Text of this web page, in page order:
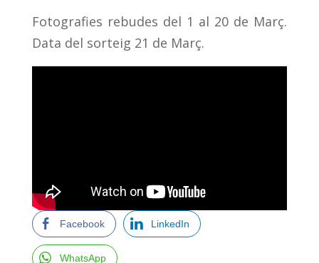
Fotografies rebudes del 1 al 20 de Març.
Data del sorteig 21 de Març.
Facebook LinkedIn
WhatsApp